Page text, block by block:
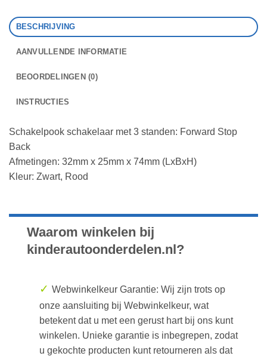
BESCHRIJVING
AANVULLENDE INFORMATIE
BEOORDELINGEN (0)
INSTRUCTIES
Schakelpook schakelaar met 3 standen: Forward Stop
Back
Afmetingen: 32mm x 25mm x 74mm (LxBxH)
Kleur: Zwart, Rood
Waarom winkelen bij
kinderautoonderdelen.nl?
✓ Webwinkelkeur Garantie: Wij zijn trots op
onze aansluiting bij Webwinkelkeur, wat
betekent dat u met een gerust hart bij ons kunt
winkelen. Unieke garantie is inbegrepen, zodat
u gekochte producten kunt retourneren als dat